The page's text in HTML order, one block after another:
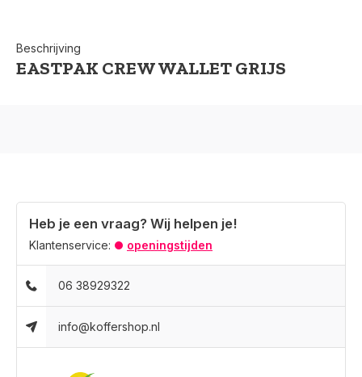
Beschrijving
EASTPAK CREW WALLET GRIJS
Heb je een vraag? Wij helpen je!
Klantenservice: openingstijden
06 38929322
info@koffershop.nl